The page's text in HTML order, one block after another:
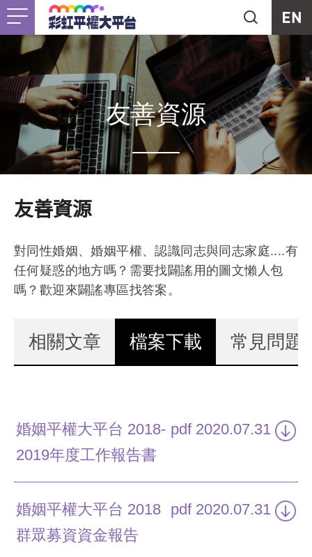
首頁
關於我們
最新消息
工作計畫
支持我們
演講邀約
Jump to Main content
友善資源
友善資源
對同性婚姻、婚姻平權、認識同志與同志家庭....有
任何疑惑的地方嗎？需要找闢謠用的圖文懶人包
嗎？歡迎來闢謠專區找答案。
相關文章 檔案下載 (作用中頁籤)
常見問題
婚姻平權大平台 2018-
2019年度工作報告書
pdf 2020.07.31
婚姻平權大平台 2018
群眾募資資金報告
pdf 2020.07.31